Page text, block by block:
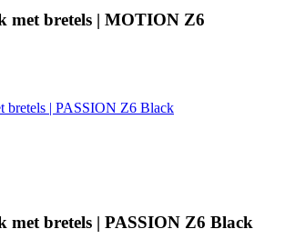
met bretels | MOTION Z6
bretels | PASSION Z6 Black
met bretels | PASSION Z6 Black